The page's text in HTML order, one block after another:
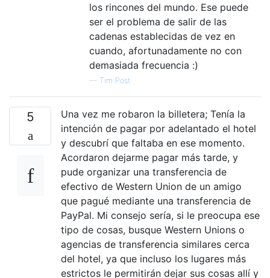
los rincones del mundo. Ese puede
ser el problema de salir de las
cadenas establecidas de vez en
cuando, afortunadamente no con
demasiada frecuencia :)
— Tim Post
5
Una vez me robaron la billetera; Tenía la
intención de pagar por adelantado el hotel
y descubrí que faltaba en ese momento.
Acordaron dejarme pagar más tarde, y
pude organizar una transferencia de
efectivo de Western Union de un amigo
que pagué mediante una transferencia de
PayPal. Mi consejo sería, si le preocupa ese
tipo de cosas, busque Western Unions o
agencias de transferencia similares cerca
del hotel, ya que incluso los lugares más
estrictos le permitirán dejar sus cosas allí y